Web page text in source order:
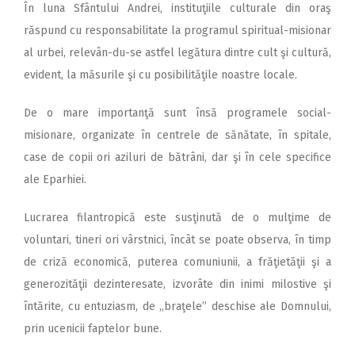
În luna Sfântului Andrei, instituţiile culturale din oraş
răspund cu responsabilitate la programul spiritual-misionar
al urbei, relevân-du-se astfel legătura dintre cult şi cultură,
evident, la măsurile şi cu posibilităţile noastre locale.
De o mare importanţă sunt însă programele social-
misionare, organizate în centrele de sănătate, în spitale,
case de copii ori aziluri de bătrâni, dar şi în cele specifice
ale Eparhiei.
Lucrarea filantropică este susţinută de o mulţime de
voluntari, tineri ori vârstnici, încât se poate observa, în timp
de criză economică, puterea comuniunii, a frăţietăţii şi a
generozităţii dezinteresate, izvorâte din inimi milostive şi
întărite, cu entuziasm, de ,,braţele” deschise ale Domnului,
prin ucenicii faptelor bune.